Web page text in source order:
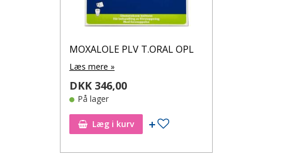
MOXALOLE PLV T.ORAL OPL
Læs mere »
DKK 346,00
På lager
Læg i kurv Tilføj til ønskeseddel